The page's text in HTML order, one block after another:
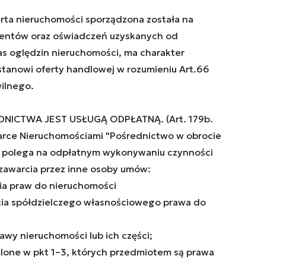
nieruchomości sporządzona została na
oraz oświadczeń uzyskanych od
oględzin nieruchomości, ma charakter
oferty handlowej w rozumieniu Art.66
JEST USŁUGĄ ODPŁATNĄ. (Art. 179b.
Nieruchomościami "Pośrednictwo w obrocie
na odpłatnym wykonywaniu czynności
przez inne osoby umów:
praw do nieruchomości
spółdzielczego własnościowego prawa do
nieruchomości lub ich części;
w pkt 1–3, których przedmiotem są prawa